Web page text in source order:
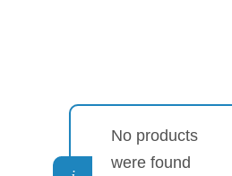
No products
were found